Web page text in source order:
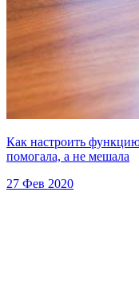
Как настроить
помогала, а не мешала
27 Фев 2020